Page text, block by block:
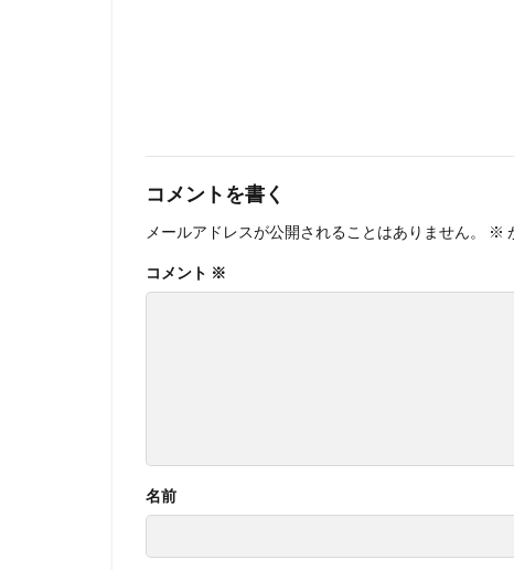
コメントを書く
メールアドレスが公開されることはありません。 ※
コメント ※
名前